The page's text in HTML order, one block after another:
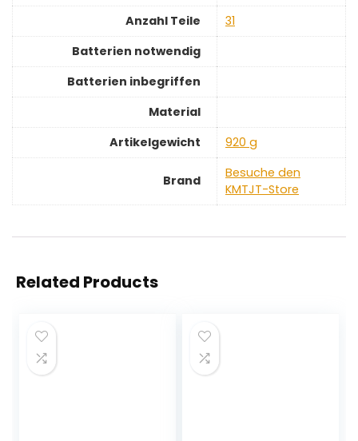
Anzahl Teile
‎31
Batterien notwendig
Batterien inbegriffen
Material
Artikelgewicht
‎920 g
Brand
Besuche den
KMTJT-Store
Related Products